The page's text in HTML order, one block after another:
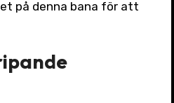
på denna bana för att